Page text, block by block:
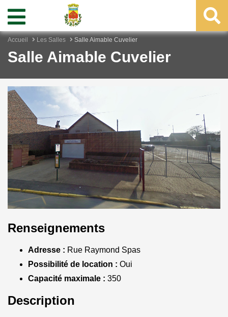
Accueil Les Salles Salle Aimable Cuvelier
Salle Aimable Cuvelier
Renseignements
Adresse : Rue Raymond Spas
Possibilité de location : Oui
Capacité maximale : 350
Description